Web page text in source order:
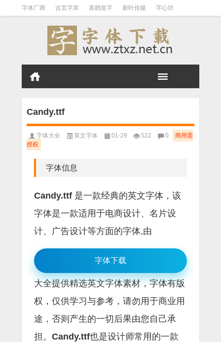
字体厂商 吉页字库 喜鹊造字 新叶传媒 字心坊
刻石录
标签云 字体归档 免费商用 日系中文
汉标字库
Candy.ttf
字体大全 英文字体 01-29 522 0
商用需
授权
字体信息
Candy.ttf 是一款经典的英文字体，该
字体是一款适用于电商设计、名片设
计、广告设计等方面的字体,由
字体下载
大全提供精选英文字体素材，字体有版
权，仅供学习与参考，请勿用于商业用
途，否则产生的一切后果由您自己承
担。 Candy.ttf也是设计师常用的一款